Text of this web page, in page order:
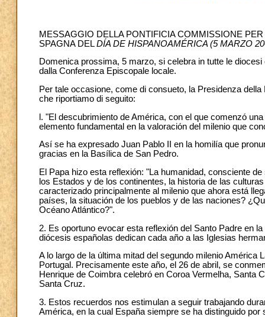
MESSAGGIO DELLA PONTIFICIA COMMISSIONE
SPAGNA DELDÍA DE HISPANOAMÉRICA (5 MARZO
Domenica prossima, 5 marzo, si celebra in tutte le diocesi
dalla Conferenza Episcopale locale.
Per tale occasione, come di consueto, la Presidenza
che riportiamo di seguito:
l. "El descubrimiento de América, con el que comenzó
elemento fundamental en la valoración del milenio que
Así se ha expresado Juan Pablo II en la homilía que
gracias en la Basílica de San Pedro.
El Papa hizo esta reflexión: "La humanidad, consciente
los Estados y de los continentes, la historia de las
caracterizado principalmente al milenio que ahora está
países, la situación de los pueblos y de las naciones?
Océano Atlántico?".
2. Es oportuno evocar esta reflexión del Santo Padre en
diócesis españolas dedican cada año a las Iglesias
A lo largo de la última mitad del segundo milenio
Portugal. Precisamente este año, el 26 de abril, se
Henrique de Coimbra celebró en Coroa Vermelha, Santa
Santa Cruz.
3. Estos recuerdos nos estimulan a seguir trabajando
América, en la cual España siempre se ha distinguido por